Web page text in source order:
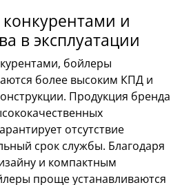
и
в эксплуатации
бойлеры
более высоким КПД и
Продукция бренда
отсутствие
срок службы. Благодаря
и компактным
проще устанавливаются